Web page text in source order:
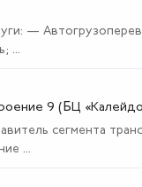
—
...
9 (БЦ
сегмента
...